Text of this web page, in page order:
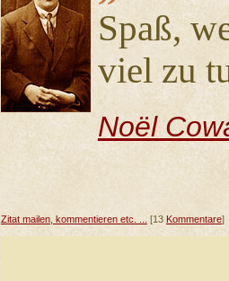
Spaß,
viel zu
Noël
Zitat mailen, kommentieren etc. ... [13 Kommentare]